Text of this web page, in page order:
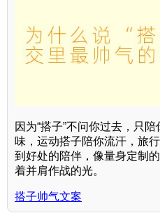
因为“搭子”不问你过去，只
味，运动搭子陪你流汗，旅
到好处的陪伴，像量身定制
着并肩作战的光。
搭子帅气文案